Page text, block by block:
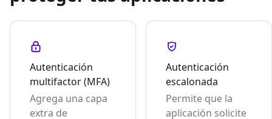
Autenticación
multifactor (MFA)
Agrega una capa
extra de
Autenticación
escalonada
Permite que la
aplicación solicite